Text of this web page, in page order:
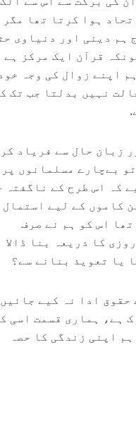
ہوا کرتا تھا مگر
ہم دینی اور دنیاوی
قرآن ایک مرکز ہے
اپنے زوال کی وجہ خود
نہیں بدلتا جب تک
زبان حال سے فریاد
بےچارے مسلمانوں
کہ اس طرح کے ناگفتہ
کاموں کے لیے استمال
اس کو ہم نے صرف
کا ذریعہ بنا ڈالا
یا تعویذ بنانے سے؟
حقوق ادا نہ کیے
ہے، ہماری قسمت اسی
اپنی زندگی کا حصہ